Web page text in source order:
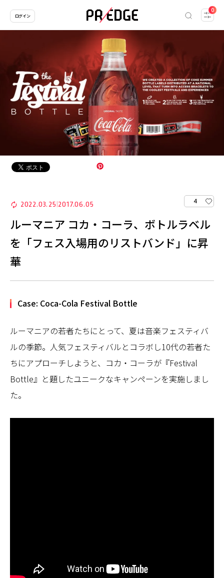
0
ログイン
2022.03.25 2017.06.05 4
ルーマニア コカ・コーラ、ボトルラベル
を「フェス入場用のリストバンド」に昇
華
Case: Coca-Cola Festival Bottle
ルーマニアの若者たちにとって、夏は音楽フェスティバ
ルの季節。人気フェスティバルとコラボし10代の若者た
ちにアプローチしようと、コカ・コーラが『Festival
Bottle』と題したユニークなキャンペーンを実施しまし
た。